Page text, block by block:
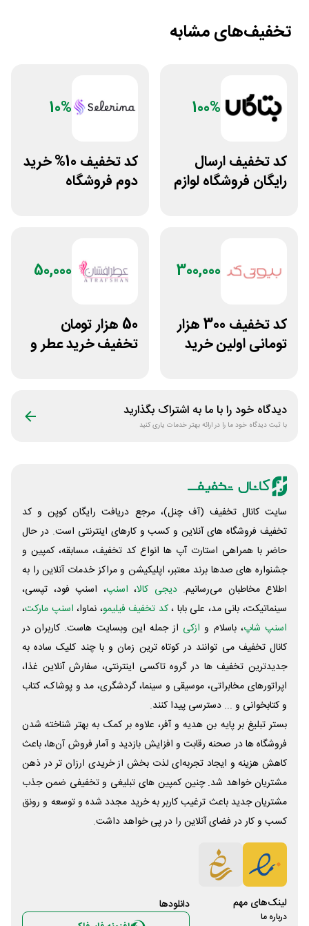
تخفیف‌های مشابه
100%
کد تخفیف ارسال
رایگان فروشگاه لوازم
10%
کد تخفیف 10% خرید
دوم فروشگاه
300,000
کد تخفیف 300 هزار
تومانی اولین خرید
50,000
50 هزار تومان
تخفیف خرید عطر و
دیدگاه خود را با ما به اشتراک بگذارید
با ثبت دیدگاه خود ما را در ارائه بهتر خدمات یاری کنید
سایت کانال تخفیف (آف چنل)، مرجع دریافت رایگان کوپن و کد
تخفیف فروشگاه های آنلاین و کسب و‌ کارهای اینترنتی است. در حال
حاضر با همراهی استارت آپ ها انواع کد تخفیف، مسابقه، کمپین و
جشنواره های صدها برند معتبر، اپلیکیشن و مراکز خدمات آنلاین را به
اطلاع مخاطبان می‌رسانیم. دیجی کالا، اسنپ، اسنپ فود، تپسی،
سینماتیکت، بانی مد، علی‌ بابا ،کد تخفیف فیلیمو، نماوا، اسنپ مارکت،
اسنپ شاپ، باسلام و ازکی از جمله این وبسایت ‌هاست. کاربران در
کانال تخفیف می توانند در کوتاه ترین زمان و با چند کلیک ساده به
جدیدترین تخفیف ها در گروه تاکسی اینترنتی، سفارش آنلاین غذا،
اپراتورهای مخابراتی، موسیقی و سینما، گردشگری، مد و پوشاک، کتاب
و کتابخوانی و ... دسترسی پیدا کنند.
بستر تبلیغ بر پایه بن هدیه و آفر، علاوه بر کمک به بهتر شناخته شدن
فروشگاه ها در صحنه رقابت و افزایش بازدید و آمار فروش آن‌ها، باعث
کاهش هزینه و ایجاد تجربه‌ای لذت بخش از خریدی ارزان تر در ذهن
مشتریان خواهد شد. چنین کمپین های تبلیغی و تخفیفی ضمن جذب
مشتریان جدید باعث ترغیب کاربر به خرید مجدد شده و توسعه و رونق
کسب و کار در فضای آنلاین را در پی خواهد داشت.
لینک‌های مهم
درباره ما
دانلود‌ها